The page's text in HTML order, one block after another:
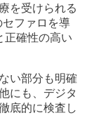
を受けられる
ファロを導
正確性の高い
い部分も明確
にも、デジタ
底的に検査し